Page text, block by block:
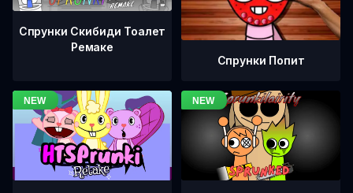
Спрунки Скибиди Тоалет
Ремаке
Спрунки Попит